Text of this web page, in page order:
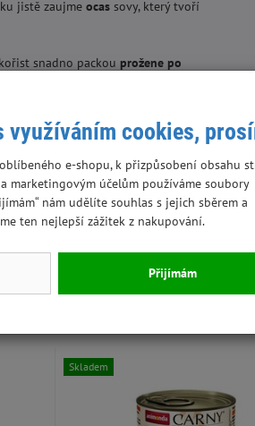
jistě zaujme ocas sovy, který tvoří
snadno packou prožene po
a nedovolte mu, aby si hrál
Před použitím sejměte obal.
Skladem
využíváním cookies,
e-shopu, k přizpůsobení obsahu
marketingovým účelům používáme soubory
nám udělíte souhlas s jejich sběrem a
ten nejlepší zážitek z nakupování.
Přijímám